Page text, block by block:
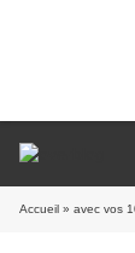
Accueil » avec vos